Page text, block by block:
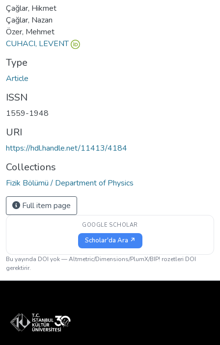
Çağlar, Hikmet
Çağlar, Nazan
Özer, Mehmet
CUHACI, LEVENT
Type
Article
ISSN
1559-1948
URI
https://hdl.handle.net/11413/4184
Collections
Fizik Bölümü / Department of Physics
Full item page
GOOGLE SCHOLAR
Scholar'da Ara ↗
Bu yayında DOI yok — Altmetric/Dimensions/PlumX/BIP! rozetleri DOI
gerektirir.